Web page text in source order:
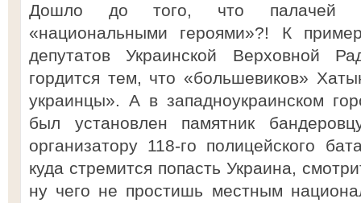
Дошло до того, что палачей
«национальными героями»?! К
депутатов Украинской Верховной
гордится тем, что «большевиков»
украинцы». А в западноукраинском
был установлен памятник
организатору 118-го полицейского
куда стремится попасть Украина,
ну чего не простишь местным